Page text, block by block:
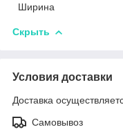
Ширина
Скрыть
Условия доставки
Доставка
Самовывоз